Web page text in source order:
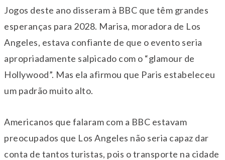
Jogos deste ano disseram à BBC que têm grandes
esperanças para 2028. Marisa, moradora de Los
Angeles, estava confiante de que o evento seria
apropriadamente salpicado com o “glamour de
Hollywood”. Mas ela afirmou que Paris estabeleceu
um padrão muito alto.
Americanos que falaram com a BBC estavam
preocupados que Los Angeles não seria capaz dar
conta de tantos turistas, pois o transporte na cidade